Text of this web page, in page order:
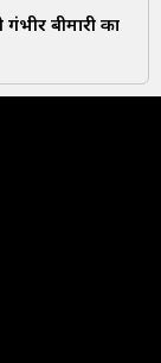
बीमारी का